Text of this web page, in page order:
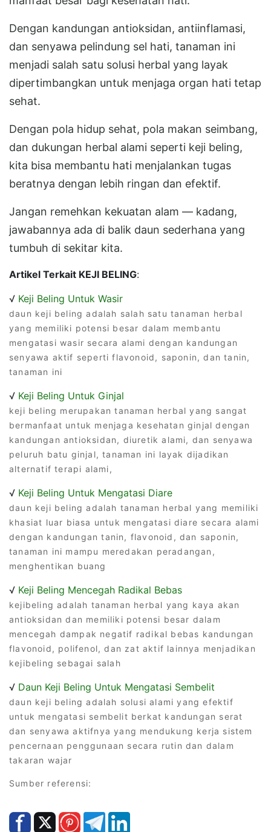
Dengan kandungan antioksidan, antiinflamasi,
dan senyawa pelindung sel hati, tanaman ini
menjadi salah satu solusi herbal yang layak
dipertimbangkan untuk menjaga organ hati tetap
sehat.
Dengan pola hidup sehat, pola makan seimbang,
dan dukungan herbal alami seperti keji beling,
kita bisa membantu hati menjalankan tugas
beratnya dengan lebih ringan dan efektif.
Jangan remehkan kekuatan alam — kadang,
jawabannya ada di balik daun sederhana yang
tumbuh di sekitar kita.
Artikel Terkait KEJI BELING:
√ Keji Beling Untuk Wasir
daun keji beling adalah salah satu tanaman herbal
yang memiliki potensi besar dalam membantu
mengatasi wasir secara alami dengan kandungan
senyawa aktif seperti flavonoid, saponin, dan tanin,
tanaman ini
√ Keji Beling Untuk Ginjal
keji beling merupakan tanaman herbal yang sangat
bermanfaat untuk menjaga kesehatan ginjal dengan
kandungan antioksidan, diuretik alami, dan senyawa
peluruh batu ginjal, tanaman ini layak dijadikan
alternatif terapi alami,
√ Keji Beling Untuk Mengatasi Diare
daun keji beling adalah tanaman herbal yang memiliki
khasiat luar biasa untuk mengatasi diare secara alami
dengan kandungan tanin, flavonoid, dan saponin,
tanaman ini mampu meredakan peradangan,
menghentikan buang
√ Keji Beling Mencegah Radikal Bebas
kejibeling adalah tanaman herbal yang kaya akan
antioksidan dan memiliki potensi besar dalam
mencegah dampak negatif radikal bebas kandungan
flavonoid, polifenol, dan zat aktif lainnya menjadikan
kejibeling sebagai salah
√ Daun Keji Beling Untuk Mengatasi Sembelit
daun keji beling adalah solusi alami yang efektif
untuk mengatasi sembelit berkat kandungan serat
dan senyawa aktifnya yang mendukung kerja sistem
pencernaan penggunaan secara rutin dan dalam
takaran wajar
Sumber referensi: